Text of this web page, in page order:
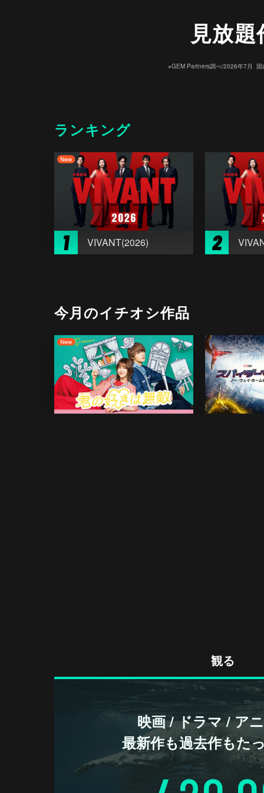
見放
※GEM Partners調べ/2026年7⽉ 国
ランキング
1 VIVANT(2026) 2
今月のイチオシ作品
観る
映画 / ドラマ / ア
最新作も過去作もた